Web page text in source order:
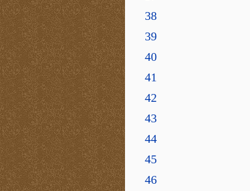
38
39
40
41
42
43
44
45
46